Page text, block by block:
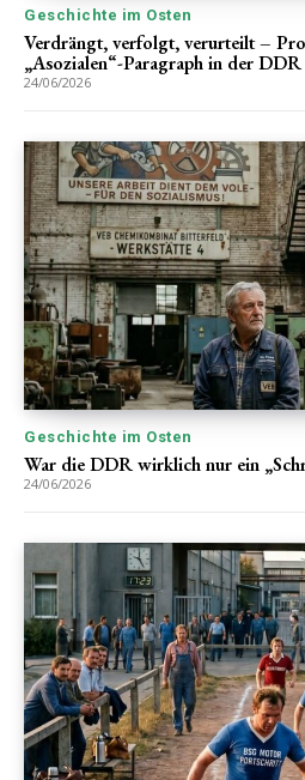
Geschichte im Osten
Verdrängt, verfolgt, verurteilt –
„Asozialen“-Paragraph in der DDR
24/06/2026
Geschichte im Osten
War die DDR wirklich nur ein
24/06/2026